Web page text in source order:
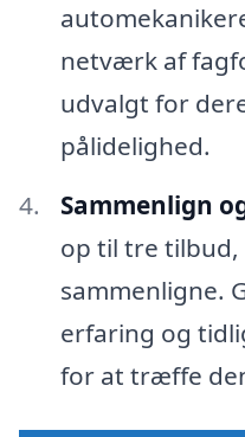
netværk af
udvalgt for
pålidelighed.
Sammenlign
op til tre tilbud,
sammenligne.
erfaring og
for at træffe